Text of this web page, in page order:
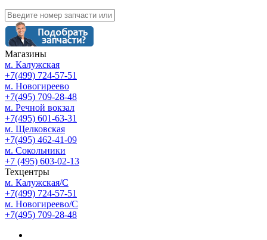
Магазины
м. Калужская
+7(499) 724-57-51
м. Новогиреево
+7(495) 709-28-48
м. Речной вокзал
+7(495) 601-63-31
м. Щелковская
+7(495) 462-41-09
м. Сокольники
+7 (495) 603-02-13
Техцентры
м. Калужская/С
+7(499) 724-57-51
м. Новогиреево/С
+7(495) 709-28-48